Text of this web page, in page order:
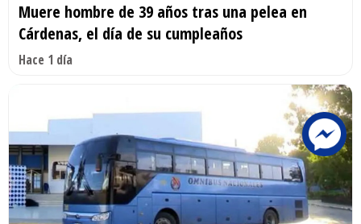
Muere hombre de 39 años tras una pelea en
Cárdenas, el día de su cumpleaños
Hace 1 día